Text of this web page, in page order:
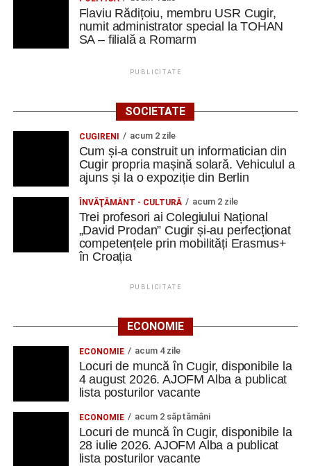
Flaviu Rădițoiu, membru USR Cugir,
numit administrator special la TOHAN
SA – filială a Romarm
PUBLICITATE
SOCIETATE
CUGIRENI acum 2 zile
Cum și-a construit un informatician din
Cugir propria mașină solară. Vehiculul a
ajuns și la o expoziție din Berlin
ÎNVĂŢĂMÂNT - CULTURĂ acum 2 zile
Trei profesori ai Colegiului Național
„David Prodan” Cugir și-au perfecționat
competențele prin mobilități Erasmus+
în Croația
PUBLICITATE
ECONOMIE
ECONOMIE acum 4 zile
Locuri de muncă în Cugir, disponibile la
4 august 2026. AJOFM Alba a publicat
lista posturilor vacante
ECONOMIE acum 2 săptămâni
Locuri de muncă în Cugir, disponibile la
28 iulie 2026. AJOFM Alba a publicat
lista posturilor vacante